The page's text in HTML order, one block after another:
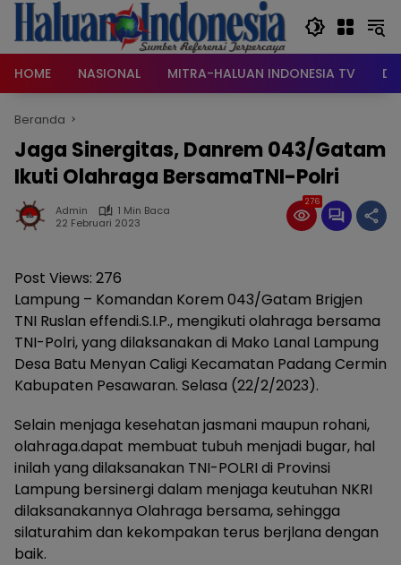
Langsung
konten
HOME
NASIONAL MITRA-HALUAN INDONESIA TV
Beranda
Jaga Sinergitas, Danrem 043/Gatam
Ikuti Olahraga BersamaTNI-Polri
Admin
1 Min Baca
22 Februari 2023
276
Post Views: 276
Lampung – Komandan Korem 043/Gatam Brigjen
TNI Ruslan effendi.S.I.P., mengikuti olahraga bersama
TNI-Polri, yang dilaksanakan di Mako Lanal Lampung
Desa Batu Menyan Caligi Kecamatan Padang Cermin
Kabupaten Pesawaran. Selasa (22/2/2023).
Selain menjaga kesehatan jasmani maupun rohani,
olahraga.dapat membuat tubuh menjadi bugar, hal
inilah yang dilaksanakan TNI-POLRI di Provinsi
Lampung bersinergi dalam menjaga keutuhan NKRI
dilaksanakannya Olahraga bersama, sehingga
silaturahim dan kekompakan terus berjlana dengan
baik.